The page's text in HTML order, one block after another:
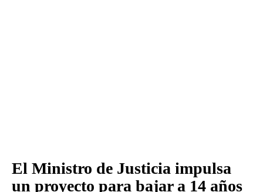
El Ministro de Justicia impulsa
un proyecto para bajar a 14 años